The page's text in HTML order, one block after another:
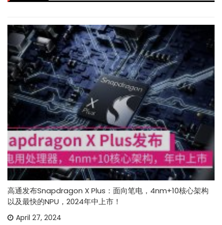
高通发布Snapdragon X Plus：面向笔电，4nm+10核心架构
以及最快的NPU，2024年中上市！
April 27, 2024